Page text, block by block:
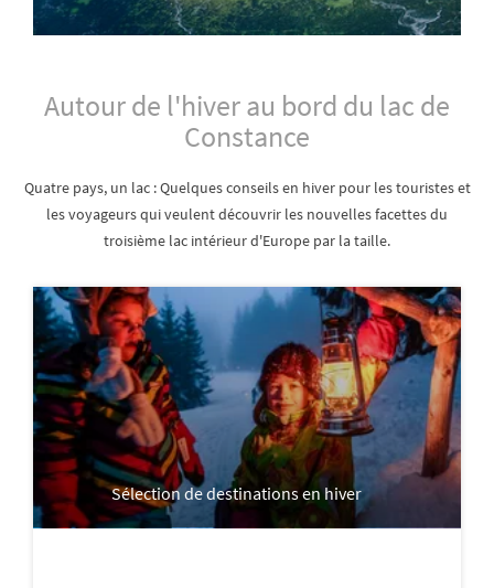
Autour de l'hiver au bord du lac de
Constance
Quatre pays, un lac : Quelques conseils en hiver pour les touristes et
les voyageurs qui veulent découvrir les nouvelles facettes du
troisième lac intérieur d'Europe par la taille.
Sélection de destinations en hiver